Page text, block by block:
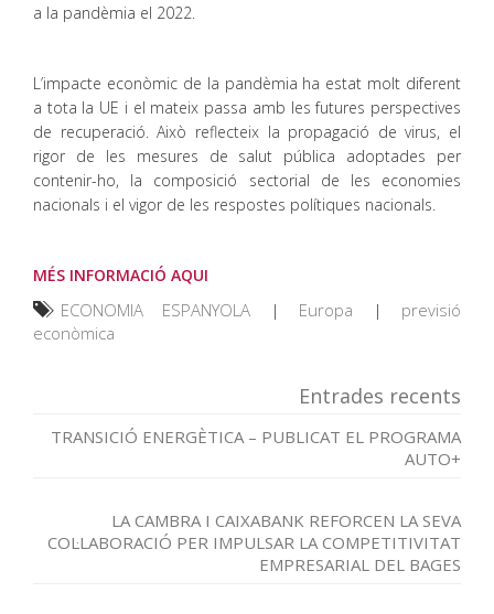
a la pandèmia el 2022.
L’impacte econòmic de la pandèmia ha estat molt diferent
a tota la UE i el mateix passa amb les futures perspectives
de recuperació. Això reflecteix la propagació de virus, el
rigor de les mesures de salut pública adoptades per
contenir-ho, la composició sectorial de les economies
nacionals i el vigor de les respostes polítiques nacionals.
MÉS INFORMACIÓ AQUI
ECONOMIA ESPANYOLA | Europa | previsió
econòmica
Entrades recents
TRANSICIÓ ENERGÈTICA – PUBLICAT EL PROGRAMA
AUTO+
LA CAMBRA I CAIXABANK REFORCEN LA SEVA
COL·LABORACIÓ PER IMPULSAR LA COMPETITIVITAT
EMPRESARIAL DEL BAGES